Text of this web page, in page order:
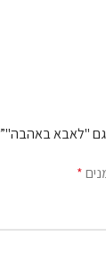
"לאבא באהבה"”
*